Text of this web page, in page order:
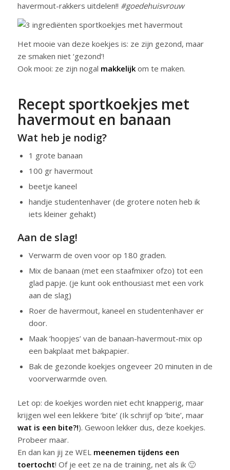
havermout-rakkers uitdelen!! #goedehuisvrouw
Het mooie van deze koekjes is: ze zijn gezond, maar
ze smaken niet ‘gezond’!
Ook mooi: ze zijn nogal makkelijkom te maken.
Recept sportkoekjes met
havermout en banaan
Wat heb je nodig?
1 grote banaan
100 gr havermout
beetje kaneel
handje studentenhaver (de grotere noten heb ik
iets kleiner gehakt)
Aan de slag!
Verwarm de oven voor op 180 graden.
Mix de banaan (met een staafmixer ofzo) tot een
glad papje. (je kunt ook enthousiast met een vork
aan de slag)
Roer de havermout, kaneel en studentenhaver er
door.
Maak ‘hoopjes’ van de banaan-havermout-mix op
een bakplaat met bakpapier.
Bak de gezonde koekjes ongeveer 20 minuten in de
voorverwarmde oven.
Let op: de koekjes worden niet echt knapperig, maar
krijgen wel een lekkere ‘bite’ (Ik schrijf op ‘bite’, maar
wat is een bite?!). Gewoon lekker dus, deze koekjes.
Probeer maar.
En dan kan jij ze WEL meenemen tijdens een
toertocht! Of je eet ze na de training, net als ik 🙂